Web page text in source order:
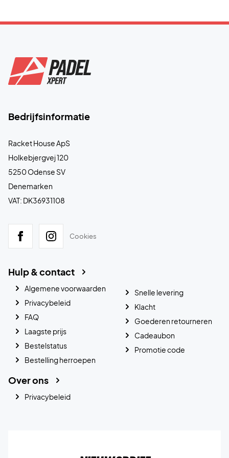
Bedrijfsinformatie
Racket House ApS
Holkebjergvej 120
5250 Odense SV
Denemarken
VAT: DK36931108
Cookies
Hulp & contact
Algemene voorwaarden
Privacybeleid
FAQ
Laagste prijs
Bestelstatus
Bestelling herroepen
Snelle levering
Klacht
Goederen retourneren
Cadeaubon
Promotie code
Over ons
Privacybeleid